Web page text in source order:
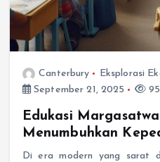
Canterbury
Eksplorasi
September 21, 2025
95
Edukasi
Menumbuhkan
Di era modern yang sarat